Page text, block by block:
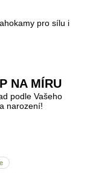
pro sílu i
NA MÍRU
podle Vašeho
narození!